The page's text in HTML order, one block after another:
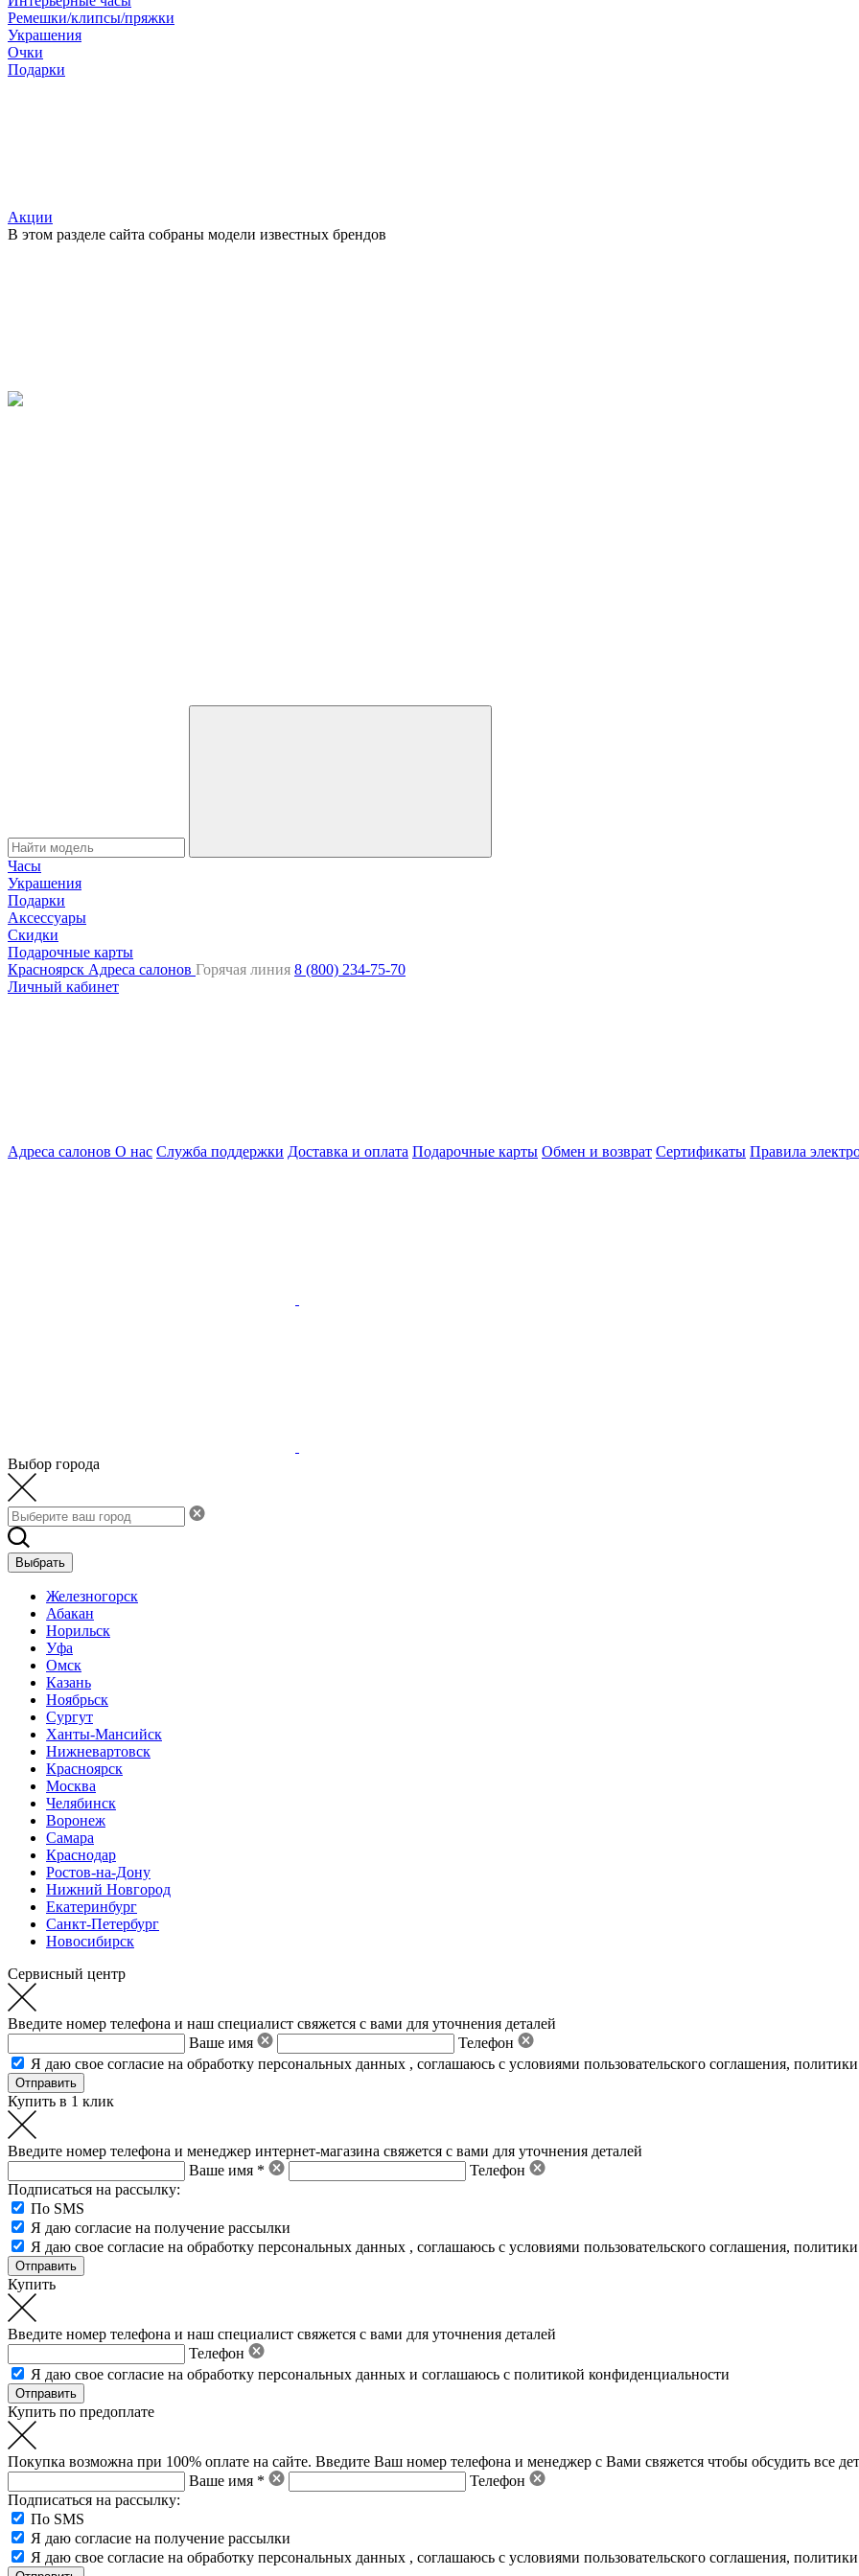
Ремешки/клипсы/пряжки
Украшения
Очки
Подарки
Акции
В этом разделе сайта собраны модели известных брендов
Часы
Украшения
Подарки
Аксессуары
Скидки
Подарочные карты
Красноярск Адреса салонов Горячая линия 8 (800) 234-75-70
Личный кабинет
Адреса салонов О нас Служба поддержки Доставка и оплата Подарочные карты Обмен и возврат Сертификаты Правила
Выбор города
Выбрать
Железногорск
Абакан
Норильск
Уфа
Омск
Казань
Ноябрьск
Сургут
Ханты-Мансийск
Нижневартовск
Красноярск
Москва
Челябинск
Воронеж
Самара
Краснодар
Ростов-на-Дону
Нижний Новгород
Екатеринбург
Санкт-Петербург
Новосибирск
Сервисный центр
Введите номер телефона и наш специалист свяжется с вами для уточнения деталей
Ваше имя
Телефон
Я даю свое согласие на обработку персональных данных , соглашаюсь с условиями пользовательского соглашения,
Купить в 1 клик
Введите номер телефона и менеджер интернет-магазина свяжется с вами для уточнения деталей
Ваше имя *
Телефон
Подписаться на рассылку:
По SMS
Я даю согласие на получение рассылки
Я даю свое согласие на обработку персональных данных , соглашаюсь с условиями пользовательского соглашения,
Купить
Введите номер телефона и наш специалист свяжется с вами для уточнения деталей
Телефон
Я даю свое согласие на обработку персональных данных и соглашаюсь с политикой конфиденциальности
Купить по предоплате
Покупка возможна при 100% оплате на сайте. Введите Ваш номер телефона и менеджер с Вами свяжется чтобы обсудить все
Ваше имя *
Телефон
Подписаться на рассылку:
По SMS
Я даю согласие на получение рассылки
Я даю свое согласие на обработку персональных данных , соглашаюсь с условиями пользовательского соглашения,